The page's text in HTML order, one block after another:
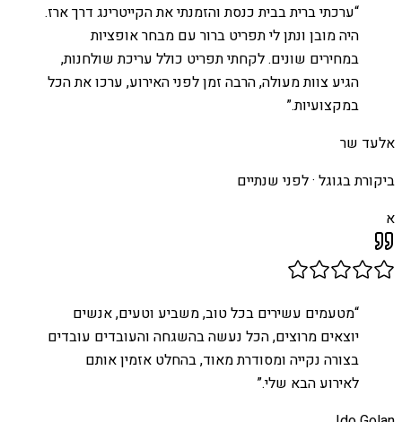
“ערכתי ברית בבית כנסת והזמנתי את הקייטרינג דרך ארז.
היה מובן ונתן לי תפריט ברור עם מבחר אופציות
במחירים שונים. לקחתי תפריט כולל עריכת שולחנות,
הגיע צוות מעולה, הרבה זמן לפני האירוע, ערכו את הכל
במקצועיות.”
אלעד שר
ביקורת בגוגל ·לפני שנתיים
א
“מטעמים עשירים בכל טוב, משביע וטעים, אנשים
יוצאים מרוצים, הכל נעשה בהשגחה והעובדים עובדים
בצורה נקייה ומסודרת מאוד, בהחלט אזמין אותם
לאירוע הבא שלי.”